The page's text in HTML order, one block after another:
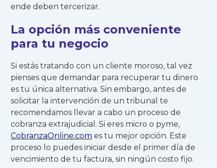
ende deben tercerizar.
La opción más conveniente
para tu negocio
Si estás tratando con un cliente moroso, tal vez
pienses que demandar para recuperar tu dinero
es tu única alternativa. Sin embargo, antes de
solicitar la intervención de un tribunal te
recomendamos llevar a cabo un proceso de
cobranza extrajudicial. Si eres micro o pyme,
CobranzaOnline.com es tu mejor opción. Este
proceso lo puedes iniciar desde el primer día de
vencimiento de tu factura, sin ningún costo fijo.